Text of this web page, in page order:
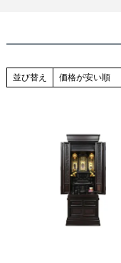
並び替え 価格が安い順